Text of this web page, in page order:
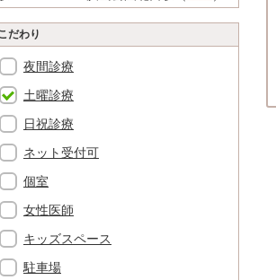
だわり
夜間診療
土曜診療
日祝診療
ネット受付可
個室
女性医師
キッズスペース
駐車場